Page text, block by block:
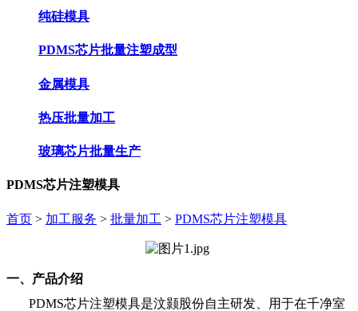
纯硅模具
PDMS芯片批量注塑成型
金属模具
热压批量加工
玻璃芯片批量生产
PDMS芯片注塑模具
首页 > 加工服务 > 批量加工 > PDMS芯片注塑模具
一、产品介绍
PDMS芯片注塑模具是汶颢股份自主研发、用于在千净室